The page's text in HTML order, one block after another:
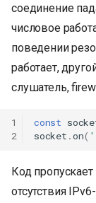
соединение
числовое
поведении
работает,
слушатель,
1
2
const
socket .on(
Код
отсутствия